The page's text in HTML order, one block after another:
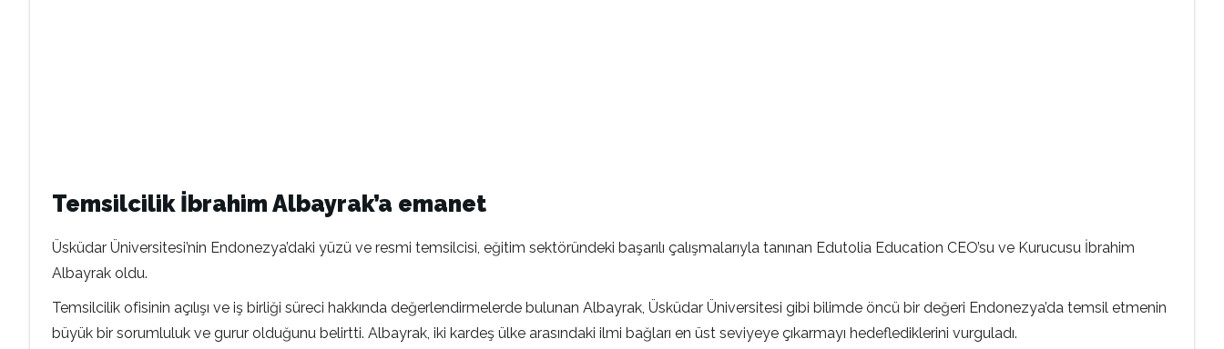
Temsilcilik İbrahim Albayrak’a emanet
Üsküdar Üniversitesi’nin Endonezya’daki yüzü ve resmi temsilcisi, eğitim sektöründeki başarılı çalışmalarıyla tanınan Edutolia Education CEO’su ve Kurucusu İbrahim
Albayrak oldu.
Temsilcilik ofisinin açılışı ve iş birliği süreci hakkında değerlendirmelerde bulunan Albayrak, Üsküdar Üniversitesi gibi bilimde öncü bir değeri Endonezya’da temsil etmenin
büyük bir sorumluluk ve gurur olduğunu belirtti. Albayrak, iki kardeş ülke arasındaki ilmi bağları en üst seviyeye çıkarmayı hedeflediklerini vurguladı.